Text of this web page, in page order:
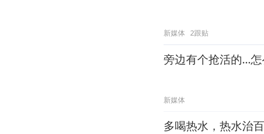
新媒体 2跟贴
旁边有个抢活的…
新媒体
多喝热水，热水治百